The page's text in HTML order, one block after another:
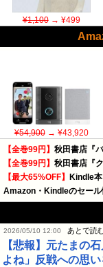
¥1,100→ ¥499
¥54,900→ ¥43,920
【全巻99円】 秋田書店『
【全巻99円】 秋田書店『
【最大65%OFF】 Kindle
Amazon・Kindleのセール
2026/05/10 12:00 あとで読
【悲報】元たまの
よね」反戦への思